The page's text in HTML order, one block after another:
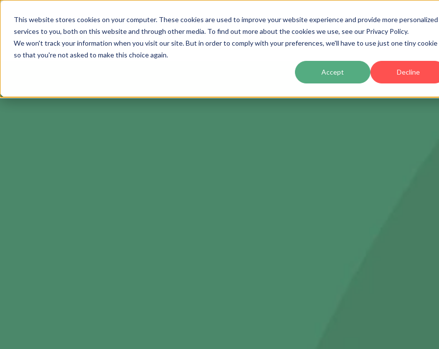
This website stores cookies on your computer. These cookies are used to improve your website experience and provide more personalized
services to you, both on this website and through other media. To find out more about the cookies we use, see our Privacy Policy.
We won't track your information when you visit our site. But in order to comply with your preferences, we'll have to use just one tiny cookie
so that you're not asked to make this choice again.
Accept Decline
Soluciones Producto Precios Clientes Partners